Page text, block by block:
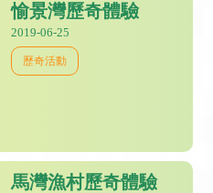
愉景灣歷奇體驗
2019-06-25
歷奇活動
馬灣漁村歷奇體驗